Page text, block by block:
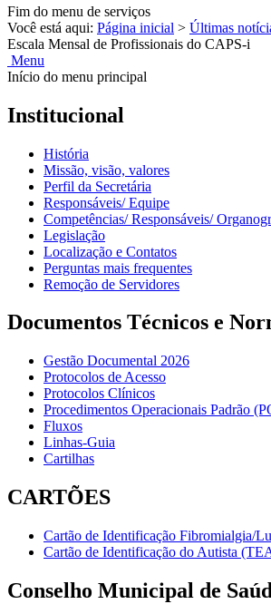
Fim do menu de serviços
Você está aqui: Página inicial > Últimas
Escala Mensal de Profissionais do CAPS-i
Menu
Início do menu principal
Institucional
História
Missão, visão, valores
Perfil da Secretária
Responsáveis/ Equipe
Competências/ Responsáveis/
Legislação
Localização e Contatos
Perguntas mais frequentes
Remoção de Servidores
Documentos Técnicos e
Gestão Documental 2026
Protocolos de Acesso
Protocolos Clínicos
Procedimentos Operacionais Padrão
Fluxos
Linhas-Guia
Cartilhas
CARTÕES
Cartão de Identificação Fibromialgia/
Cartão de Identificação do Autista
Conselho Municipal de